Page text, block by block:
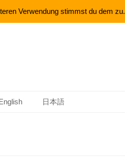
日本語
Verwendung stimmst du dem zu.